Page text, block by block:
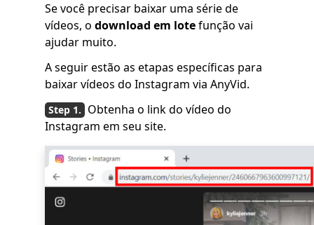
Se você precisar baixar uma série de
vídeos, o download em lotefunção vai
ajudar muito.
A seguir estão as etapas específicas para
baixar vídeos do Instagram via AnyVid.
Obtenha o link do vídeo do
Instagram em seu site.